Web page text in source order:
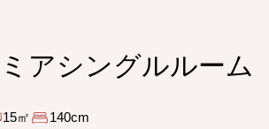
アシングルルーム
15㎡ 140cm